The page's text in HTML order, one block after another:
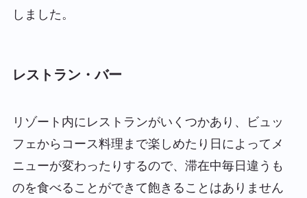
しました。
レストラン・バー
リゾート内にレストランがいくつかあり、ビュッ
フェからコース料理まで楽しめたり日によってメ
ニューが変わったりするので、滞在中毎日違うも
のを食べることができて飽きることはありません